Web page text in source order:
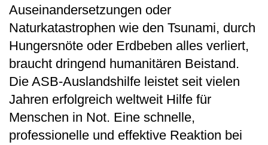
Auseinandersetzungen oder
Naturkatastrophen wie den Tsunami, durch
Hungersnöte oder Erdbeben alles verliert,
braucht dringend humanitären Beistand.
Die ASB-Auslandshilfe leistet seit vielen
Jahren erfolgreich weltweit Hilfe für
Menschen in Not. Eine schnelle,
professionelle und effektive Reaktion bei